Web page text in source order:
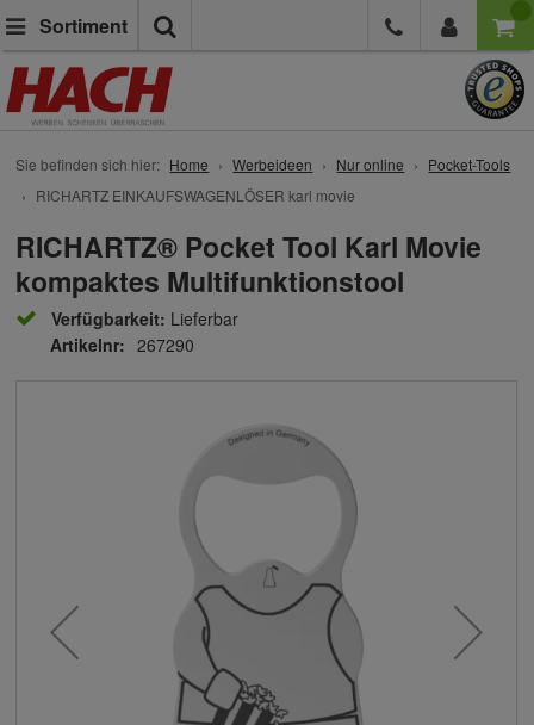
Sortiment
Sie befinden sich hier: Home Werbeideen Nur online
Pocket-Tools
RICHARTZ EINKAUFSWAGENLÖSER karl movie
RICHARTZ® Pocket Tool Karl Movie
kompaktes Multifunktionstool
Verfügbarkeit: Lieferbar
Artikelnr: 267290